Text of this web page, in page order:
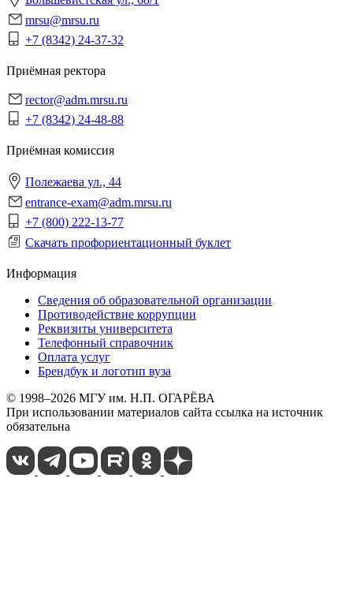
mrsu@mrsu.ru
+7 (8342) 24-37-32
Приёмная ректора
rector@adm.mrsu.ru
+7 (8342) 24-48-88
Приёмная комиссия
Полежаева ул., 44
entrance-exam@adm.mrsu.ru
+7 (800) 222-13-77
Скачать профориентационный буклет
Информация
Сведения об образовательной организации
Противодействие коррупции
Реквизиты университета
Телефонный справочник
Оплата услуг
Брендбук и логотип вуза
© 1998–2026 МГУ им. Н.П. ОГАРЁВА
При использовании материалов сайта ссылка на источник
обязательна